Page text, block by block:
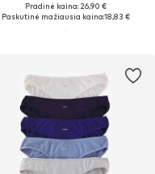
Pradinė kaina: 26,90 €
Paskutinė mažiausia kaina:18,83 €